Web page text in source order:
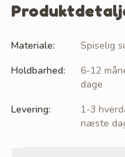
Materiale: Spiselig
Holdbarhed:
6-12
dage
Levering:
1-3
næste